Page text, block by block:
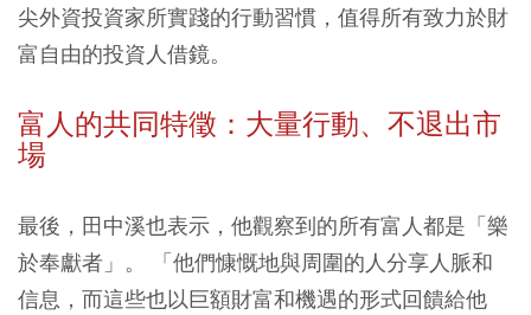
尖外資投資家所實踐的行動習慣，值得所有致力於財
富自由的投資人借鏡。
富人的共同特徵：大量行動、不退出市
場
最後，田中溪也表示，他觀察到的所有富人都是「樂
於奉獻者」。 「他們慷慨地與周圍的人分享人脈和
信息，而這些也以巨額財富和機遇的形式回饋給他